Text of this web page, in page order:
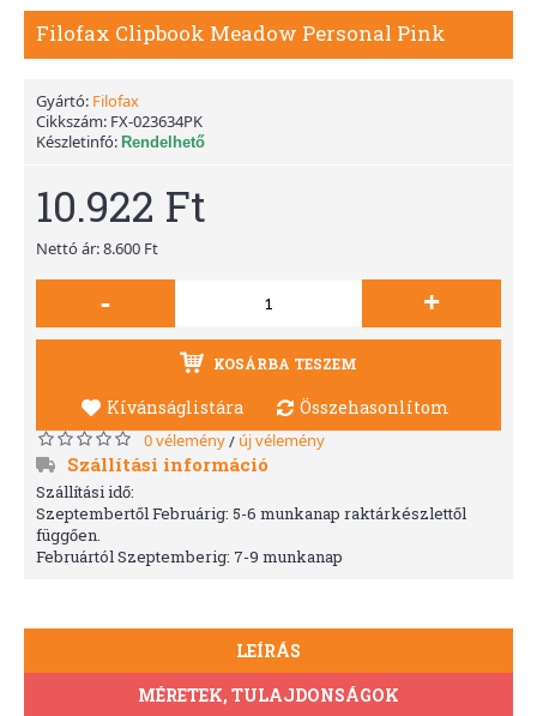
Filofax Clipbook Meadow Personal Pink
Gyártó: Filofax
Cikkszám: FX-023634PK
Készletinfó: Rendelhető
10.922 Ft
Nettó ár: 8.600 Ft
- +
KOSÁRBA TESZEM
Kívánságlistára Összehasonlítom
0 vélemény/ új vélemény
Szállítási információ
Szállítási idő:
Szeptembertől Februárig: 5-6 munkanap raktárkészlettől
függően.
Februártól Szeptemberig: 7-9 munkanap
LEÍRÁS
MÉRETEK, TULAJDONSÁGOK